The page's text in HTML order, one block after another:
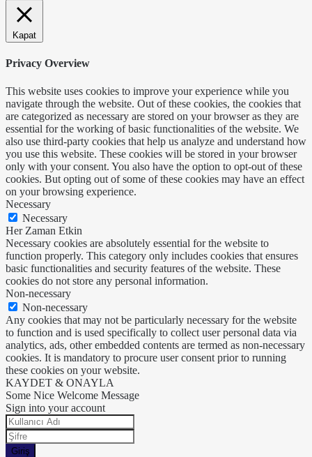
Kapat
Privacy Overview
This website uses cookies to improve your experience while you
navigate through the website. Out of these cookies, the cookies that
are categorized as necessary are stored on your browser as they are
essential for the working of basic functionalities of the website. We
also use third-party cookies that help us analyze and understand how
you use this website. These cookies will be stored in your browser
only with your consent. You also have the option to opt-out of these
cookies. But opting out of some of these cookies may have an effect
on your browsing experience.
Necessary
Necessary
Her Zaman Etkin
Necessary cookies are absolutely essential for the website to
function properly. This category only includes cookies that ensures
basic functionalities and security features of the website. These
cookies do not store any personal information.
Non-necessary
Non-necessary
Any cookies that may not be particularly necessary for the website
to function and is used specifically to collect user personal data via
analytics, ads, other embedded contents are termed as non-necessary
cookies. It is mandatory to procure user consent prior to running
these cookies on your website.
KAYDET & ONAYLA
Some Nice Welcome Message
Sign into your account
Giriş